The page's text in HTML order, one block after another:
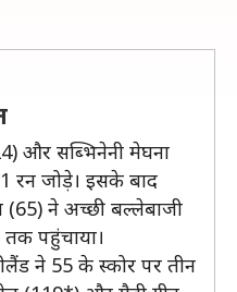
और सब्भिनेनी मेघना
रन जोड़े। इसके बाद
ने अच्छी बल्लेबाजी
पहुंचाया।
ने 55 के स्कोर पर तीन